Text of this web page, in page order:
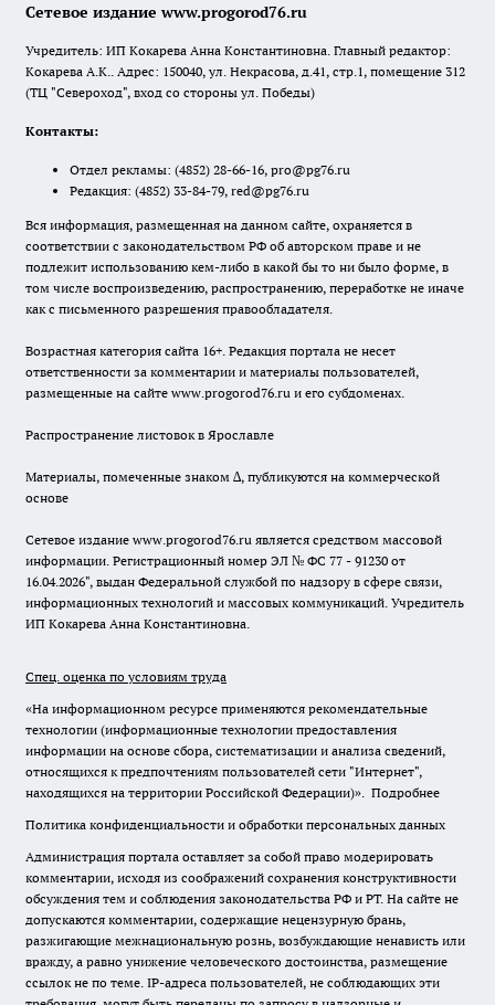
Сетевое издание www.progorod76.ru
Учредитель: ИП Кокарева Анна Константиновна. Главный редактор:
Кокарева А.К.. Адрес: 150040, ул. Некрасова, д.41, стр.1, помещение 312
(ТЦ "Североход", вход со стороны ул. Победы)
Контакты:
Отдел рекламы: (4852) 28-66-16, pro@pg76.ru
Редакция: (4852) 33-84-79, red@pg76.ru
Вся информация, размещенная на данном сайте, охраняется в
соответствии с законодательством РФ об авторском праве и не
подлежит использованию кем-либо в какой бы то ни было форме, в
том числе воспроизведению, распространению, переработке не иначе
как с письменного разрешения правообладателя.
Возрастная категория сайта 16+. Редакция портала не несет
ответственности за комментарии и материалы пользователей,
размещенные на сайте www.progorod76.ru и его субдоменах.
Распространение листовок в Ярославле
Материалы, помеченные знаком ∆, публикуются на коммерческой
основе
Сетевое издание www.progorod76.ru является средством массовой
информации. Регистрационный номер ЭЛ № ФС 77 - 91230 от
16.04.2026", выдан Федеральной службой по надзору в сфере связи,
информационных технологий и массовых коммуникаций. Учредитель
ИП Кокарева Анна Константиновна.
Спец. оценка по условиям труда
«На информационном ресурсе применяются рекомендательные
технологии (информационные технологии предоставления
информации на основе сбора, систематизации и анализа сведений,
относящихся к предпочтениям пользователей сети "Интернет",
находящихся на территории Российской Федерации)». Подробнее
Политика конфиденциальности и обработки персональных данных
Администрация портала оставляет за собой право модерировать
комментарии, исходя из соображений сохранения конструктивности
обсуждения тем и соблюдения законодательства РФ и РТ. На сайте не
допускаются комментарии, содержащие нецензурную брань,
разжигающие межнациональную рознь, возбуждающие ненависть или
вражду, а равно унижение человеческого достоинства, размещение
ссылок не по теме. IP-адреса пользователей, не соблюдающих эти